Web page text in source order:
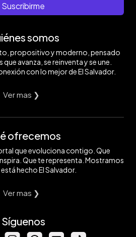
Suscribirme
somos
propositivo y moderno, pensado
que avanza, se reinventa y se une.
con lo mejor de El Salvador.
Ver mas ❯
ofrecemos
que evoluciona contigo. Que
Que te representa. Mostramos
hecho El Salvador.
Ver mas ❯
Síguenos